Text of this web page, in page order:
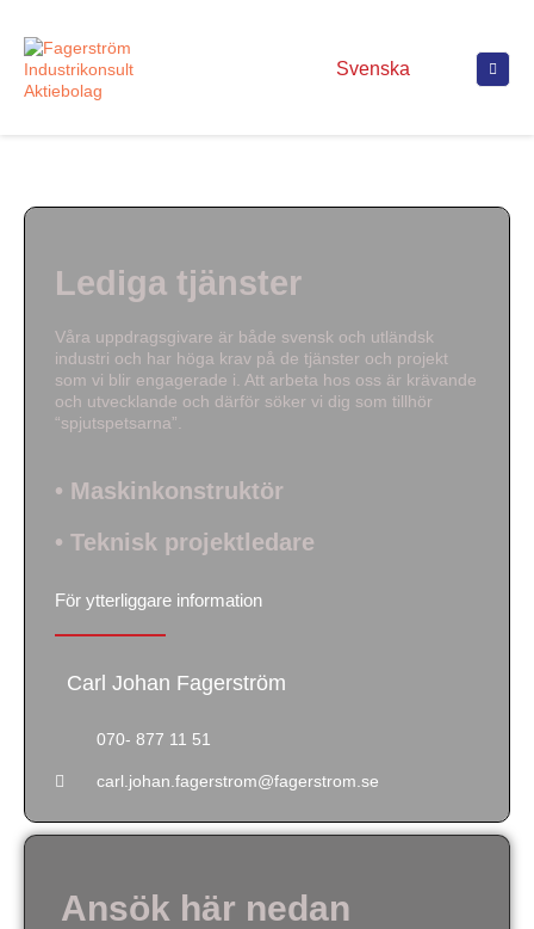
Svenska
Lediga tjänster
Våra uppdragsgivare är både svensk och utländsk
industri och har höga krav på de tjänster och projekt
som vi blir engagerade i. Att arbeta hos oss är krävande
och utvecklande och därför söker vi dig som tillhör
“spjutspetsarna”.
• Maskinkonstruktör
• Teknisk projektledare
För ytterliggare information
Carl Johan Fagerström
070- 877 11 51
carl.johan.fagerstrom@fagerstrom.se
Ansök här nedan